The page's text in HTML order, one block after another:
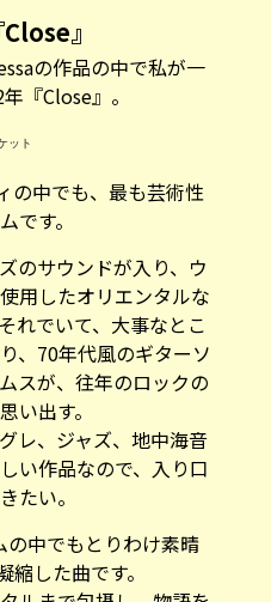
』
の作品の中で私が一
『Close』。
の中でも、最も芸術性
です。
のサウンドが入り、ウ
用したオリエンタルな
れでいて、大事なとこ
、70年代風のギターソ
スが、往年のロックの
い出す。
レ、ジャズ、地中海音
い作品なので、入り口
たい。
中でもとりわけ素晴
した曲です。